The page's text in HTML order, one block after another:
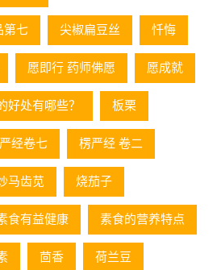
第七 尖椒扁豆丝 忏悔
愿即行 药师佛愿 愿成就
好处有哪些？ 板栗
经卷七 楞严经 卷二
马齿苋 烧茄子
食有益健康 素食的营养特点
茴香 荷兰豆